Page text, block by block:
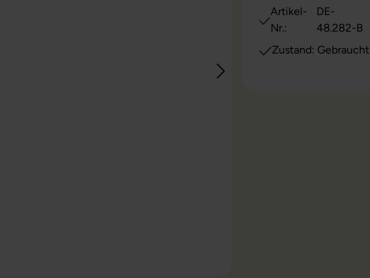
Artikel-
Nr.:
DE-
48.282-B
Zustand: Gebraucht